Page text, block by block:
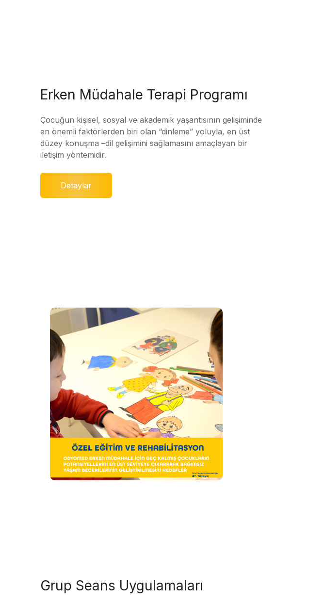
Erken Müdahale Terapi Programı
Çocuğun kişisel, sosyal ve akademik yaşantısının gelişiminde
en önemli faktörlerden biri olan “dinleme” yoluyla, en üst
düzey konuşma –dil gelişimini sağlamasını amaçlayan bir
iletişim yöntemidir.
Detaylar
Grup Seans Uygulamaları